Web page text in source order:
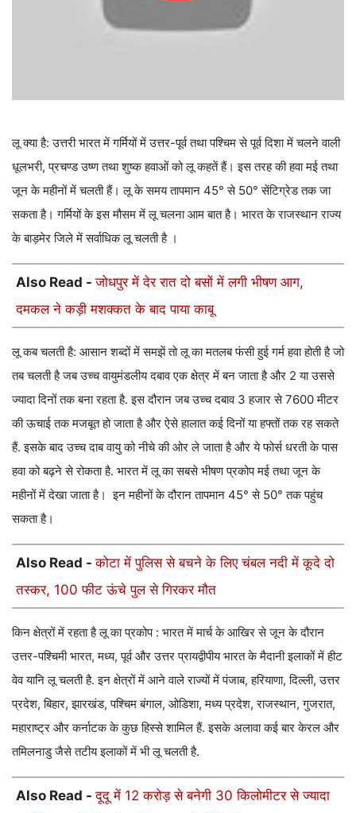
लू क्या है: उत्तरी भारत में गर्मियों में उत्तर-पूर्व तथा पश्चिम से पूर्व दिशा में चलने वाली
धूलभरी, प्रचण्ड उष्ण तथा शुष्क हवाओं को लू कहतें हैं। इस तरह की हवा मई तथा
जून के महीनों में चलती हैं। लू के समय तापमान 45° से 50° सेंटिग्रेड तक जा
सकता है। गर्मियों के इस मौसम में लू चलना आम बात है। भारत के राजस्थान राज्य
के बाड़मेर जिले में सर्वाधिक लू चलती है ।
Also Read -जोधपुर में देर रात दो बसों में लगी भीषण आग,
दमकल ने कड़ी मशक्कत के बाद पाया काबू
लू कब चलती है: आसान शब्दों में समझें तो लू का मतलब फंसी हुई गर्म हवा होती है जो
तब चलती है जब उच्च वायुमंडलीय दबाव एक क्षेत्र में बन जाता है और 2 या उससे
ज्यादा दिनों तक बना रहता है. इस दौरान जब उच्च दबाव 3 हजार से 7600 मीटर
की ऊचाई तक मजबूत हो जाता है और ऐसे हालात कई दिनों या हफ्तों तक रह सकते
हैं. इसके बाद उच्च दाब वायु को नीचे की ओर ले जाता है और ये फोर्स धरती के पास
हवा को बढ़ने से रोकता है. भारत में लू का सबसे भीषण प्रकोप मई तथा जून के
महीनों में देखा जाता है। इन महीनों के दौरान तापमान 45° से 50° तक पहुंच
सकता है।
Also Read -कोटा में पुलिस से बचने के लिए चंबल नदी में कूदे दो
तस्कर, 100 फीट ऊंचे पुल से गिरकर मौत
किन क्षेत्रों में रहता है लू का प्रकोप : भारत में मार्च के आखिर से जून के दौरान
उत्तर-पश्चिमी भारत, मध्य, पूर्व और उत्तर प्रायद्वीपीय भारत के मैदानी इलाकों में हीट
वेव यानि लू चलती है. इन क्षेत्रों में आने वाले राज्यों में पंजाब, हरियाणा, दिल्ली, उत्तर
प्रदेश, बिहार, झारखंड, पश्चिम बंगाल, ओडिशा, मध्य प्रदेश, राजस्थान, गुजरात,
महाराष्ट्र और कर्नाटक के कुछ हिस्से शामिल हैं. इसके अलावा कई बार केरल और
तमिलनाडु जैसे तटीय इलाकों में भी लू चलती है.
Also Read -दूदू में 12 करोड़ से बनेगी 30 किलोमीटर से ज्यादा